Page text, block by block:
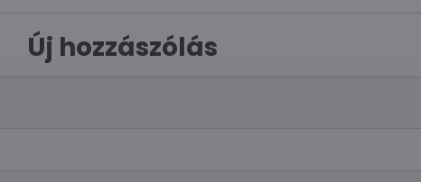
Új hozzászólás